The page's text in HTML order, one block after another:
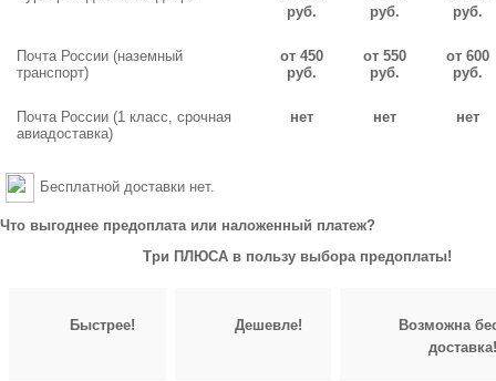
руб.
руб.
руб.
Почта России (наземный
транспорт)
от 450
руб.
от 550
руб.
от 600
руб.
Почта России (1 класс, срочная
авиадоставка)
нет нет нет
Бесплатной доставки нет.
Что выгоднее предоплата или наложенный платеж?
Три ПЛЮСА в пользу выбора предоплаты!
Быстрее! Дешевле!
Возможна
доставка!